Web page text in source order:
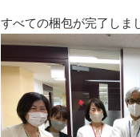
すべての梱包が完了しま